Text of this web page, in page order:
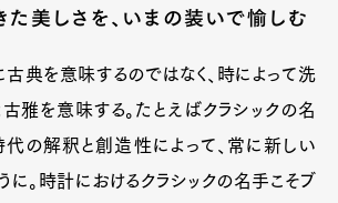
美しさを、いまの装いで愉しむ
古典を意味するのではなく、時によって洗
雅を意味する。たとえばクラシックの名
の解釈と創造性によって、常に新しい
に。時計におけるクラシックの名手こそブ